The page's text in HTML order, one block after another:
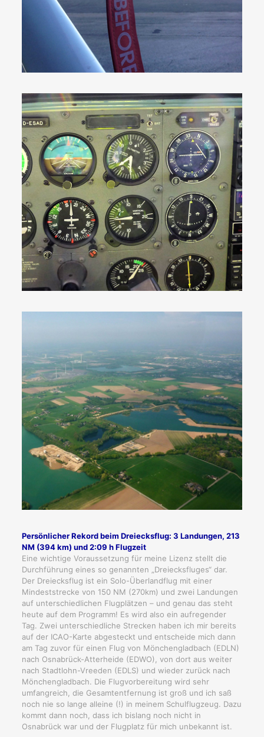
Persönlicher Rekord beim Dreiecksflug: 3 Landungen, 213
NM (394 km) und 2:09 h Flugzeit
Eine wichtige Voraussetzung für meine Lizenz stellt die
Durchführung eines so genannten „Dreiecksfluges“ dar.
Der Dreiecksflug ist ein Solo-Überlandflug mit einer
Mindeststrecke von 150 NM (270km) und zwei Landungen
auf unterschiedlichen Flugplätzen – und genau das steht
heute auf dem Programm! Es wird also ein aufregender
Tag. Zwei unterschiedliche Strecken haben ich mir bereits
auf der ICAO-Karte abgesteckt und entscheide mich dann
am Tag zuvor für einen Flug von Mönchengladbach (EDLN)
nach Osnabrück-Atterheide (EDWO), von dort aus weiter
nach Stadtlohn-Vreeden (EDLS) und wieder zurück nach
Mönchengladbach. Die Flugvorbereitung wird sehr
umfangreich, die Gesamtentfernung ist groß und ich saß
noch nie so lange alleine (!) in meinem Schulflugzeug. Dazu
kommt dann noch, dass ich bislang noch nicht in
Osnabrück war und der Flugplatz für mich unbekannt ist.